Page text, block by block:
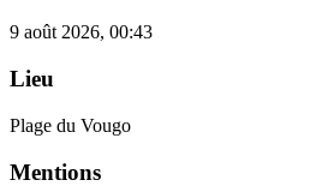
9 août 2026, 00:43
Lieu
Plage du Vougo
Mentions